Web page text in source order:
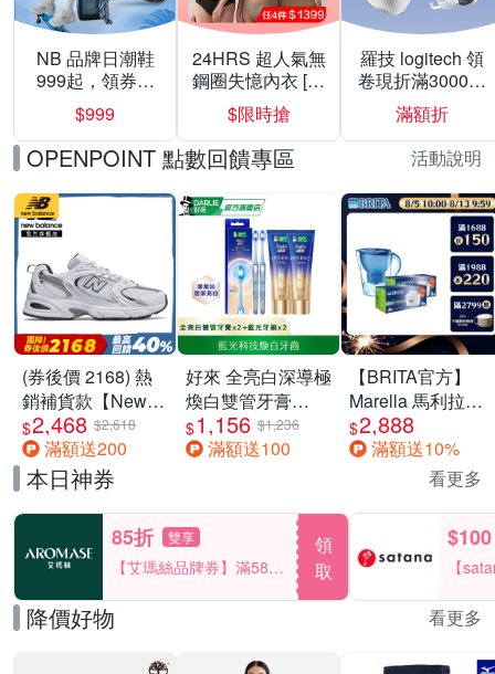
NB 品牌日潮鞋
999起，領券折
上折 最高回饋
40%
$999
24HRS 超人氣無
鋼圈失憶內衣 [熱
銷好評]
$限時搶
羅技 logitech 領
卷現折滿3000折
300
滿額折
OPENPOINT 點數回饋專區 活動說明
(券後價 2168) 熱
銷補貨款【New
Balance】復古運
動鞋_中性_白銀
_MR530SG-D楦
$2,468 $2,618
滿額送200
好來 全亮白深導極
煥白雙管牙膏
100gx2+全亮白深
導藍光牙刷x2
$1,156 $1,236
滿額送100
【BRITA官方】
Marella 馬利拉濾
水壺藍
3.5L+MXPRO12
入去水垢濾芯(共
$2,888
滿額送10%
本日神券 看更多
85折 雙享
【艾瑪絲品牌券】滿580
享85折！
領
取
$100
【
一件
降價好物 看更多